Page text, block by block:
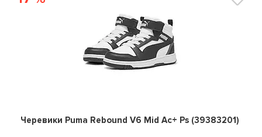
0
Черевики Puma Rebound V6 Mid Ac+ Ps (39383201)